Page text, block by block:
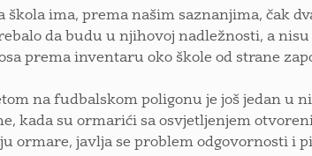
škola ima, prema našim saznanjima, čak
da budu u njihovoj nadležnosti, a
prema inventaru oko škole od strane
na fudbalskom poligonu je još jedan u
kada su ormarići sa osvjetljenjem
ormare, javlja se problem odgovornosti i